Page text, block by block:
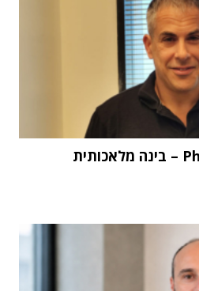
"העתיד הוא Physical AI – בינה מלאכותית